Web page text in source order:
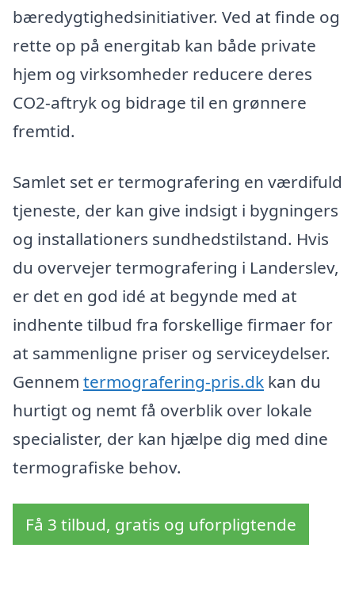
bæredygtighedsinitiativer. Ved at finde og
rette op på energitab kan både private
hjem og virksomheder reducere deres
CO2-aftryk og bidrage til en grønnere
fremtid.
Samlet set er termografering en værdifuld
tjeneste, der kan give indsigt i bygningers
og installationers sundhedstilstand. Hvis
du overvejer termografering i Landerslev,
er det en god idé at begynde med at
indhente tilbud fra forskellige firmaer for
at sammenligne priser og serviceydelser.
Gennem termografering-pris.dk kan du
hurtigt og nemt få overblik over lokale
specialister, der kan hjælpe dig med dine
termografiske behov.
Få 3 tilbud, gratis og uforpligtende